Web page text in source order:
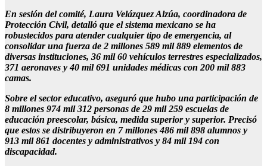
En sesión del comité, Laura Velázquez Alzúa, coordinadora de
Protección Civil, detalló que el sistema mexicano se ha
robustecidos para atender cualquier tipo de emergencia, al
consolidar una fuerza de 2 millones 589 mil 889 elementos de
diversas instituciones, 36 mil 60 vehículos terrestres especializados,
371 aeronaves y 40 mil 691 unidades médicas con 200 mil 883
camas.
Sobre el sector educativo, aseguró que hubo una participación de
8 millones 974 mil 312 personas de 29 mil 259 escuelas de
educación preescolar, básica, medida superior y superior. Precisó
que estos se distribuyeron en 7 millones 486 mil 898 alumnos y
913 mil 861 docentes y administrativos y 84 mil 194 con
discapacidad.